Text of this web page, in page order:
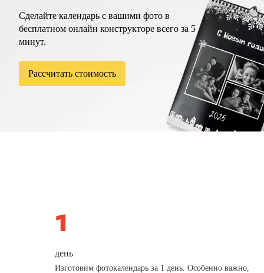
Сделайте календарь с вашими фото в
бесплатном онлайн конструкторе всего за 5
минут.
Рассчитать стоимость
день
Изготовим фотокалендарь за 1 день. Особенно важно,